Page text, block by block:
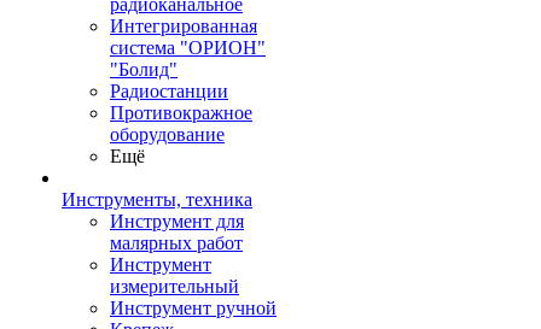
радиоканальное
Интегрированная
система "ОРИОН"
"Болид"
Радиостанции
Противокражное
оборудование
Ещё
Инструменты, техника
Инструмент для
малярных работ
Инструмент
измерительный
Инструмент ручной